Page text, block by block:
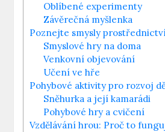
Oblíbené ‍experimenty
Závěrečná myšlenka
Poznejte smysly
Smyslové hry ‌na doma
Venkovní objevování
Učení ve hře
Pohybové aktivity pro rozvoj
Sněhurka a její kamarádi
Pohybové⁤ hry⁤ a⁣ cvičení
Vzdělávání hrou: Proč to